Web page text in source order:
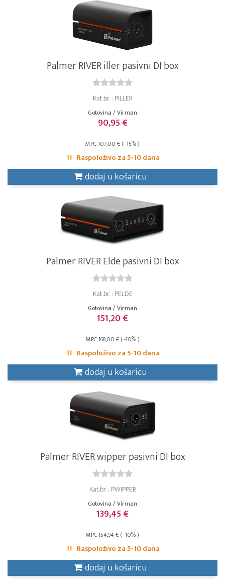
Palmer RIVER iller pasivni DI box
Kat.br. : PILLER
Gotovina / Virman
90,95 €
MPC 107,00 € ( -15% )
Raspoloživo za 5-10 dana
dodaj u košaricu
Palmer RIVER Elde pasivni DI box
Kat.br. : PELDE
Gotovina / Virman
151,20 €
MPC 168,00 € ( -10% )
Raspoloživo za 5-10 dana
dodaj u košaricu
Palmer RIVER wipper pasivni DI box
Kat.br. : PWIPPER
Gotovina / Virman
139,45 €
MPC 154,94 € ( -10% )
Raspoloživo za 5-10 dana
dodaj u košaricu